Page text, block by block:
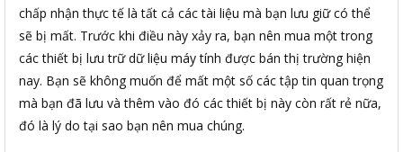
chấp nhận thực tế là tất cả các tài liệu mà bạn lưu giữ có thể
sẽ bị mất. Trước khi điều này xảy ra, bạn nên mua một trong
các thiết bị lưu trữ dữ liệu máy tính được bán thị trường hiện
nay. Bạn sẽ không muốn để mất một số các tập tin quan trọng
mà bạn đã lưu và thêm vào đó các thiết bị này còn rất rẻ nữa,
đó là lý do tại sao bạn nên mua chúng.